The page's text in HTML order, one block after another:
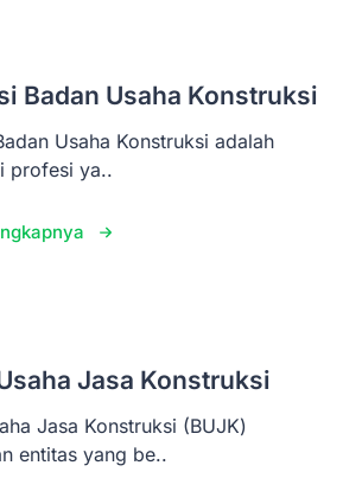
Badan Usaha Konstruksi
Usaha Konstruksi adalah
profesi ya..
Jasa Konstruksi
Jasa Konstruksi (BUJK)
entitas yang be..